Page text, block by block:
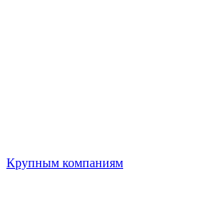
Крупным компаниям